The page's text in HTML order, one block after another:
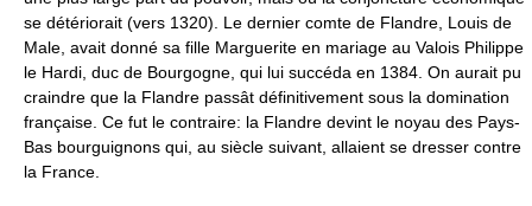
se détériorait (vers 1320). Le dernier comte de Flandre, Louis de
Male, avait donné sa fille Marguerite en mariage au Valois Philippe
le Hardi, duc de Bourgogne, qui lui succéda en 1384. On aurait pu
craindre que la Flandre passât définitivement sous la domination
française. Ce fut le contraire: la Flandre devint le noyau des Pays-
Bas bourguignons qui, au siècle suivant, allaient se dresser contre
la France.